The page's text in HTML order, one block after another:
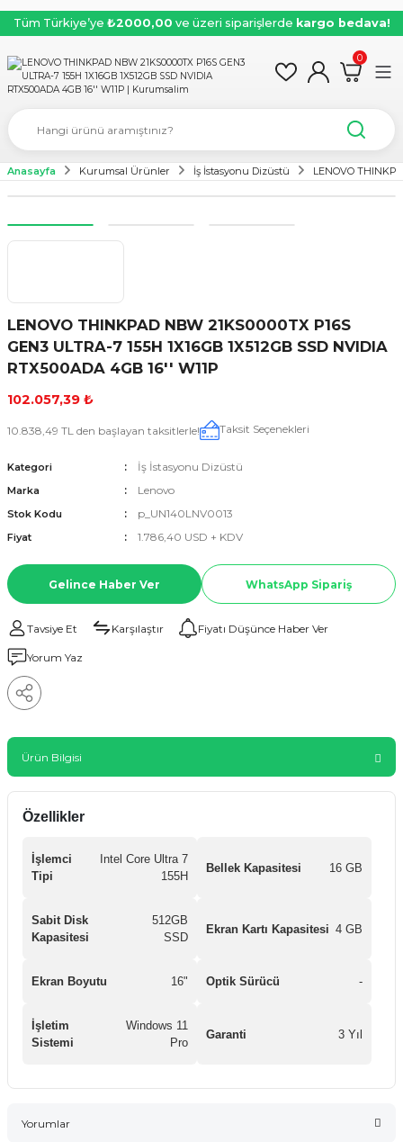
Tüm Türkiye’ye ₺2000,00 ve üzeri siparişlerde kargo bedava!
0
Anasayfa Kurumsal Ürünler İş İstasyonu Dizüstü LENOVO
LENOVO THINKPAD NBW 21KS0000TX P16S
GEN3 ULTRA-7 155H 1X16GB 1X512GB SSD NVIDIA
RTX500ADA 4GB 16'' W11P
102.057,39 ₺
10.838,49 TL den başlayan taksitlerle! Taksit Seçenekleri
Kategori İş İstasyonu Dizüstü
Marka Lenovo
Stok Kodu p_UN140LNV0013
Fiyat 1.786,40 USD + KDV
Gelince Haber Ver WhatsApp Sipariş
Tavsiye Et Karşılaştır Fiyatı Düşünce Haber Ver
Yorum Yaz
Ürün Bilgisi
Özellikler
İşlemci
Tipi
Intel Core Ultra 7
155H
Bellek Kapasitesi 16 GB
Sabit Disk
Kapasitesi
512GB
SSD
Ekran Kartı Kapasitesi 4 GB
Ekran Boyutu 16" Optik Sürücü -
İşletim
Sistemi
Windows 11
Pro
Garanti 3 Yıl
Yorumlar